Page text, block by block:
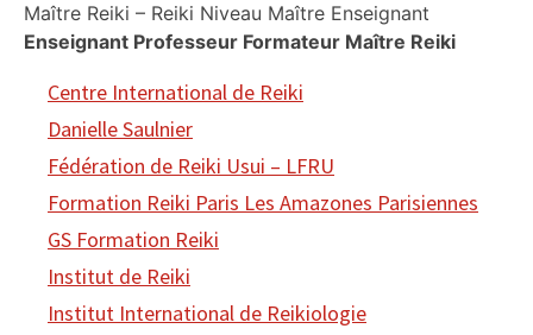
Maître Reiki – Reiki Niveau Maître Enseignant
Enseignant Professeur Formateur Maître Reiki
Centre International de Reiki
Danielle Saulnier
Fédération de Reiki Usui – LFRU
Formation Reiki Paris Les Amazones Parisiennes
GS Formation Reiki
Institut de Reiki
Institut International de Reikiologie